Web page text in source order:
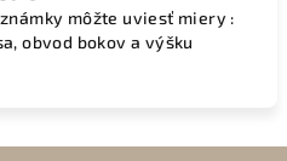
môžte uviesť miery :
obvod bokov a výšku